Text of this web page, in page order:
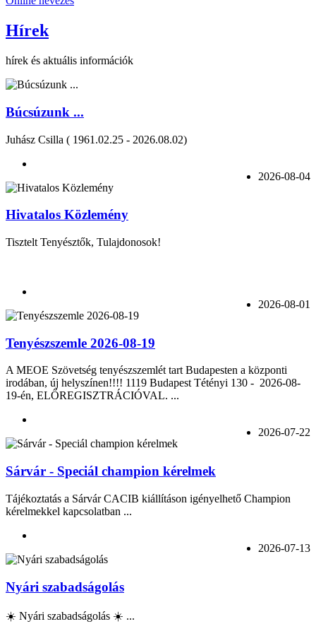
Hírek
hírek és aktuális információk
Búcsúzunk ...
Juhász Csilla ( 1961.02.25 - 2026.08.02)
2026-08-04
Hivatalos Közlemény
Tisztelt Tenyésztők, Tulajdonosok!
2026-08-01
Tenyészszemle 2026-08-19
A MEOE Szövetség tenyészszemlét tart Budapesten a központi
irodában, új helyszínen!!!! 1119 Budapest Tétényi 130 - 2026-08-
19-én, ELŐREGISZTRÁCIÓVAL. ...
2026-07-22
Sárvár - Speciál champion kérelmek
Tájékoztatás a Sárvár CACIB kiállításon igényelhető Champion
kérelmekkel kapcsolatban ...
2026-07-13
Nyári szabadságolás
☀️ Nyári szabadságolás ☀️ ...